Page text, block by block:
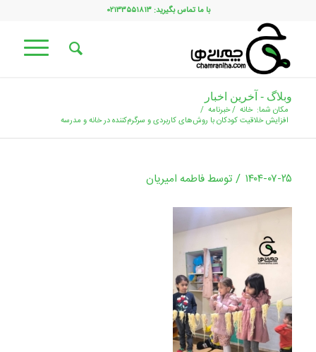
با ما تماس بگیرید: ۰۲۱۳۳۵۵۱۸۱۳
وبلاگ - آخرین اخبار
مکان شما: خانه /خبرنامه /
افزایش خلاقیت کودکان با روش‌های کاربردی و سرگرم‌کننده در خانه و مدرسه
۱۴۰۴-۰۷-۲۵ / توسطفاطمه امیریان